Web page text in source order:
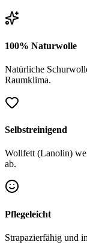
100% Naturwolle
Natürliche
Raumklima.
Selbstreinigend
Wollfett (Lanolin)
ab.
Pflegeleicht
Strapazierfähig und